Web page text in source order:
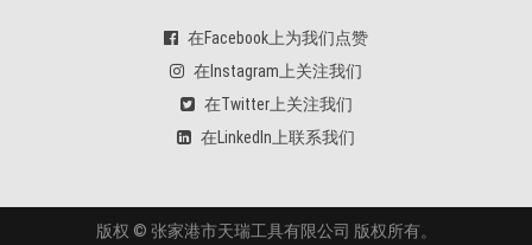
在Facebook上为我们点赞
在Instagram上关注我们
在Twitter上关注我们
在Linkedln上联系我们
版权 © 张家港市天瑞工具有限公司 版权所有。